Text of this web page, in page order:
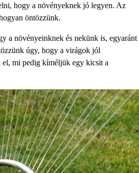
hogy a növényeknek jó legyen. Az
öntözzünk.
a növényeinknek és nekünk is, egyaránt
úgy, hogy a virágok jól
mi pedig kíméljük egy kicsit a